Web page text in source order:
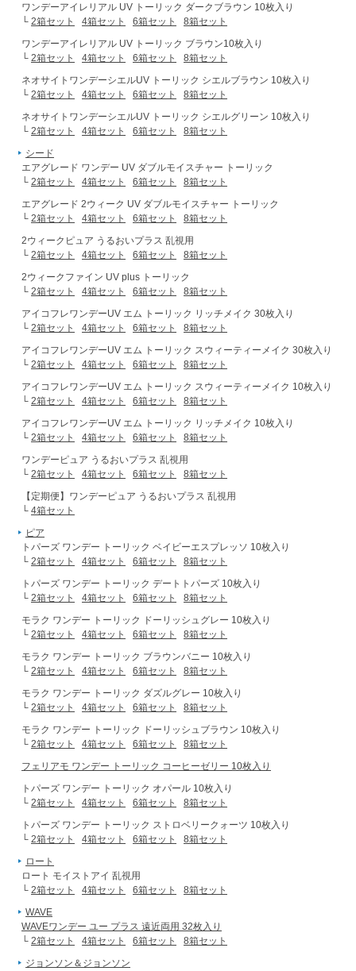
ワンデーアイレリアル UV トーリック ダークブラウン 10枚入り
└ 2箱セット 4箱セット 6箱セット
8箱セット
ワンデーアイレリアル UV トーリック ブラウン10枚入り
└ 2箱セット 4箱セット 6箱セット
8箱セット
ネオサイトワンデーシエルUV トーリック シエルブラウン 10枚入り
└ 2箱セット 4箱セット 6箱セット
8箱セット
ネオサイトワンデーシエルUV トーリック シエルグリーン 10枚入り
└ 2箱セット 4箱セット 6箱セット
8箱セット
シード
エアグレード ワンデー UV ダブルモイスチャー トーリック
└ 2箱セット 4箱セット 6箱セット
8箱セット
エアグレード 2ウィーク UV ダブルモイスチャー トーリック
└ 2箱セット 4箱セット 6箱セット
8箱セット
2ウィークピュア うるおいプラス 乱視用
└ 2箱セット 4箱セット 6箱セット
8箱セット
2ウィークファイン UV plus トーリック
└ 2箱セット 4箱セット 6箱セット
8箱セット
アイコフレワンデーUV エム トーリック リッチメイク 30枚入り
└ 2箱セット 4箱セット 6箱セット
8箱セット
アイコフレワンデーUV エム トーリック スウィーティーメイク 30枚入り
└ 2箱セット 4箱セット 6箱セット
8箱セット
アイコフレワンデーUV エム トーリック スウィーティーメイク 10枚入り
└ 2箱セット 4箱セット 6箱セット
8箱セット
アイコフレワンデーUV エム トーリック リッチメイク 10枚入り
└ 2箱セット 4箱セット 6箱セット
8箱セット
ワンデーピュア うるおいプラス 乱視用
└ 2箱セット 4箱セット 6箱セット
8箱セット
【定期便】ワンデーピュア うるおいプラス 乱視用
└ 4箱セット
ピア
トパーズ ワンデー トーリック ベイビーエスプレッソ 10枚入り
└ 2箱セット 4箱セット 6箱セット
8箱セット
トパーズ ワンデー トーリック デートトパーズ 10枚入り
└ 2箱セット 4箱セット 6箱セット
8箱セット
モラク ワンデー トーリック ドーリッシュグレー 10枚入り
└ 2箱セット 4箱セット 6箱セット
8箱セット
モラク ワンデー トーリック ブラウンバニー 10枚入り
└ 2箱セット 4箱セット 6箱セット
8箱セット
モラク ワンデー トーリック ダズルグレー 10枚入り
└ 2箱セット 4箱セット 6箱セット
8箱セット
モラク ワンデー トーリック ドーリッシュブラウン 10枚入り
└ 2箱セット 4箱セット 6箱セット
8箱セット
フェリアモ ワンデー トーリック コーヒーゼリー 10枚入り
トパーズ ワンデー トーリック オパール 10枚入り
└ 2箱セット 4箱セット 6箱セット
8箱セット
トパーズ ワンデー トーリック ストロベリークォーツ 10枚入り
└ 2箱セット 4箱セット 6箱セット
8箱セット
ロート
ロート モイストアイ 乱視用
└ 2箱セット 4箱セット 6箱セット
8箱セット
WAVE
WAVEワンデー ユー プラス 遠近両用 32枚入り
└ 2箱セット 4箱セット 6箱セット
8箱セット
ジョンソン＆ジョンソン